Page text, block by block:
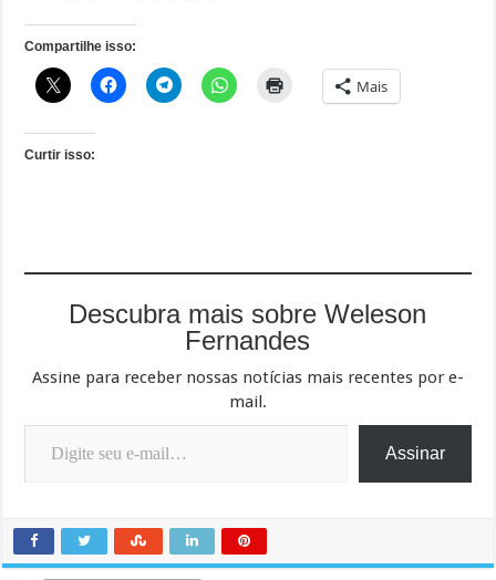
Compartilhe isso:
Mais
Curtir isso:
Descubra mais sobre Weleson
Fernandes
Assine para receber nossas notícias mais recentes por e-
mail.
Digite seu e-mail…
Assinar